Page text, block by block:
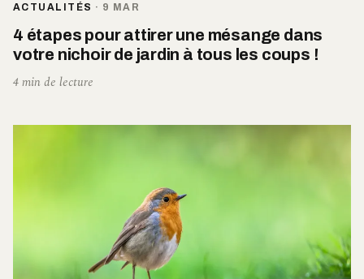
ACTUALITÉS · 9 MAR
4 étapes pour attirer une mésange dans
votre nichoir de jardin à tous les coups !
4 min de lecture